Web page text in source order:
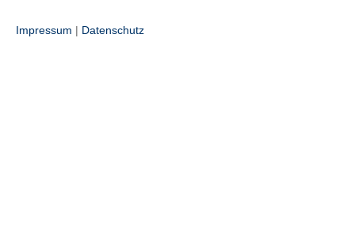
Impressum | Datenschutz